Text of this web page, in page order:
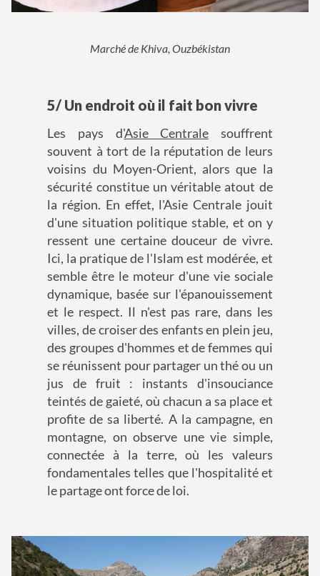
Marché de Khiva, Ouzbékistan
5/ Un endroit où il fait bon vivre
Les pays d'Asie Centrale souffrent
souvent à tort de la réputation de leurs
voisins du Moyen-Orient, alors que la
sécurité constitue un véritable atout de
la région. En effet, l'Asie Centrale jouit
d'une situation politique stable, et on y
ressent une certaine douceur de vivre.
Ici, la pratique de l'Islam est modérée, et
semble être le moteur d'une vie sociale
dynamique, basée sur l'épanouissement
et le respect. Il n'est pas rare, dans les
villes, de croiser des enfants en plein jeu,
des groupes d'hommes et de femmes qui
se réunissent pour partager un thé ou un
jus de fruit : instants d'insouciance
teintés de gaieté, où chacun a sa place et
profite de sa liberté. A la campagne, en
montagne, on observe une vie simple,
connectée à la terre, où les valeurs
fondamentales telles que l'hospitalité et
le partage ont force de loi.